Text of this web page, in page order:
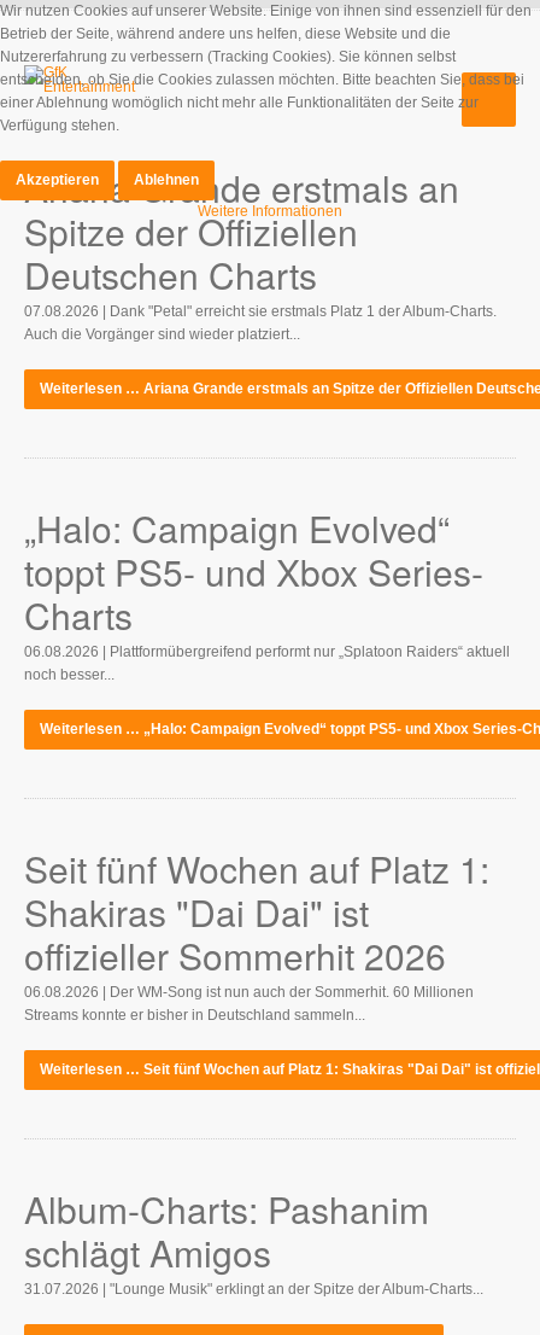
Ariana Grande erstmals an
Spitze der Offiziellen
Deutschen Charts
07.08.2026 | Dank "Petal" erreicht sie erstmals Platz 1 der Album-Charts.
Auch die Vorgänger sind wieder platziert...
Weiterlesen … Ariana Grande erstmals an Spitze der Offiziellen
„Halo: Campaign Evolved“
toppt PS5- und Xbox Series-
Charts
06.08.2026 | Plattformübergreifend performt nur „Splatoon Raiders“ aktuell
noch besser...
Weiterlesen … „Halo: Campaign Evolved“ toppt PS5- und Xbox Series-
Seit fünf Wochen auf Platz 1:
Shakiras "Dai Dai" ist
offizieller Sommerhit 2026
06.08.2026 | Der WM-Song ist nun auch der Sommerhit. 60 Millionen
Streams konnte er bisher in Deutschland sammeln...
Weiterlesen … Seit fünf Wochen auf Platz 1: Shakiras "Dai Dai" ist
Album-Charts: Pashanim
schlägt Amigos
31.07.2026 | "Lounge Musik" erklingt an der Spitze der Album-Charts...
Wir nutzen Cookies auf unserer Website. Einige von ihnen sind essenziell für den
Betrieb der Seite, während andere uns helfen, diese Website und die
Nutzererfahrung zu verbessern (Tracking Cookies). Sie können selbst
entscheiden, ob Sie die Cookies zulassen möchten. Bitte beachten Sie, dass bei
einer Ablehnung womöglich nicht mehr alle Funktionalitäten der Seite zur
Verfügung stehen.
Akzeptieren
Ablehnen
Weitere Informationen